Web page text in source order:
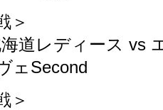
＞
道レディース vs
ェSecond
＞